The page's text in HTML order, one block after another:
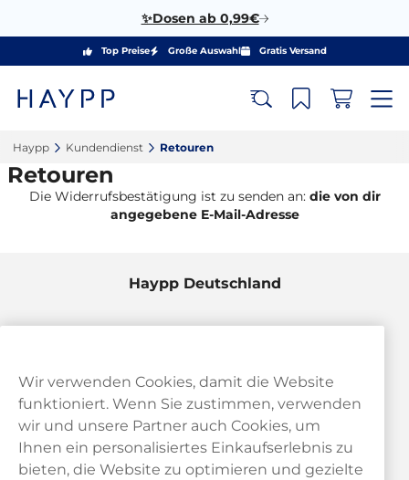
✨Dosen ab 0,99€
Top Preise Große Auswahl Gratis Versand
Haypp‎ Kundendienst‎ Retouren‎
Retouren
Die Widerrufsbestätigung ist zu senden an: die von dir
angegebene E-Mail-Adresse
Haypp Deutschland
Kundendienst
Wir verwenden Cookies, damit die Website
funktioniert. Wenn Sie zustimmen, verwenden
wir und unsere Partner auch Cookies, um
Ihnen ein personalisiertes Einkaufserlebnis zu
bieten, die Website zu optimieren und gezielte